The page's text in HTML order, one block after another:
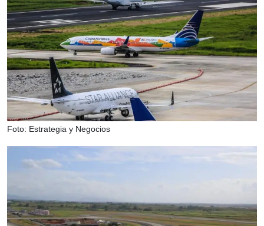
Foto: Estrategia y Negocios